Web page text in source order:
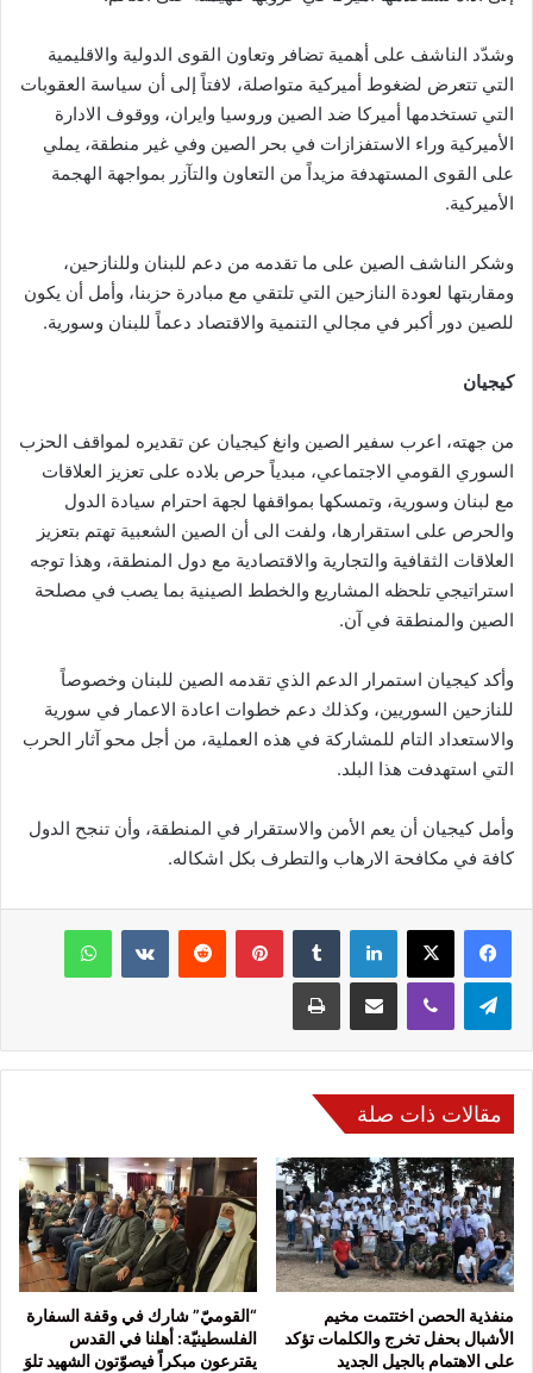
وشدّد الناشف على أهمية تضافر وتعاون القوى الدولية والاقليمية
التي تتعرض لضغوط أميركية متواصلة، لافتاً إلى أن سياسة العقوبات
التي تستخدمها أميركا ضد الصين وروسيا وايران، ووقوف الادارة
الأميركية وراء الاستفزازات في بحر الصين وفي غير منطقة، يملي
على القوى المستهدفة مزيداً من التعاون والتآزر بمواجهة الهجمة
الأميركية.
وشكر الناشف الصين على ما تقدمه من دعم للبنان وللنازحين،
ومقاربتها لعودة النازحين التي تلتقي مع مبادرة حزبنا، وأمل أن يكون
للصين دور أكبر في مجالي التنمية والاقتصاد دعماً للبنان وسورية.
كيجيان
من جهته، اعرب سفير الصين وانغ كيجيان عن تقديره لمواقف الحزب
السوري القومي الاجتماعي، مبدياً حرص بلاده على تعزيز العلاقات
مع لبنان وسورية، وتمسكها بمواقفها لجهة احترام سيادة الدول
والحرص على استقرارها، ولفت الى أن الصين الشعبية تهتم بتعزيز
العلاقات الثقافية والتجارية والاقتصادية مع دول المنطقة، وهذا توجه
استراتيجي تلحظه المشاريع والخطط الصينية بما يصب في مصلحة
الصين والمنطقة في آن.
وأكد كيجيان استمرار الدعم الذي تقدمه الصين للبنان وخصوصاً
للنازحين السوريين، وكذلك دعم خطوات اعادة الاعمار في سورية
والاستعداد التام للمشاركة في هذه العملية، من أجل محو آثار الحرب
التي استهدفت هذا البلد.
وأمل كيجيان أن يعم الأمن والاستقرار في المنطقة، وأن تنجح الدول
كافة في مكافحة الارهاب والتطرف بكل اشكاله.
فيسبوك لينكدإن بينتيريست
مقالات ذات صلة
منفذية الحصن اختتمت مخيم
الأشبال بحفل تخرج والكلمات تؤكد
على الاهتمام بالجيل الجديد
“القوميّ” شارك في وقفة السفارة
الفلسطينيّة: أهلنا في القدس
يقترعون مبكراً فيصوّتون الشهيد تلوَ